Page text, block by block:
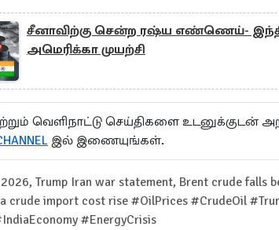
சீனாவிற்கு சென்ற ரஷ்ய எண்ணெய்-
அமெரிக்கா முயற்சி
வெளிநாட்டு செய்திகளை உடனுக்குடன்
இல் இணையுங்கள்.
Trump Iran war statement, Brent crude falls
crude import cost rise #OilPrices #CrudeOil
#EnergyCrisis